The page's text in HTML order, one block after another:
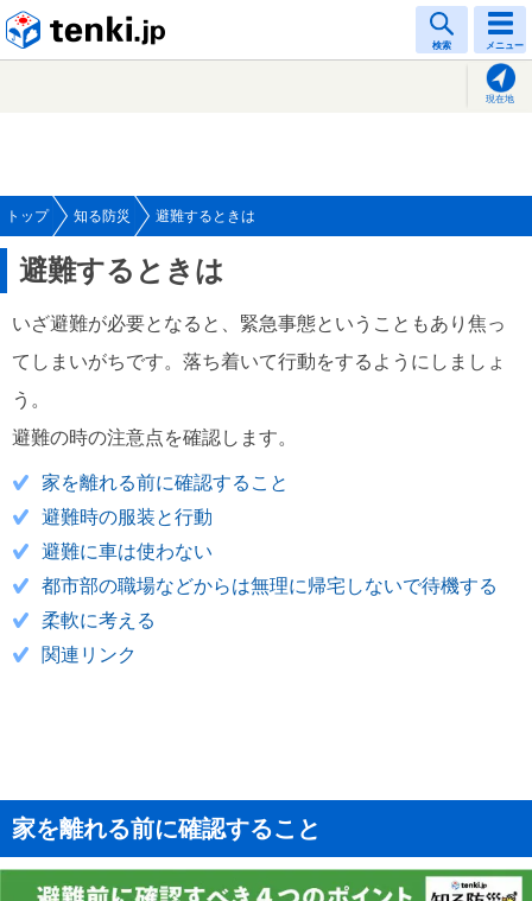
検索 メニュー
現在地
トップ 知る防災 避難するときは
避難するときは
いざ避難が必要となると、緊急事態ということもあり焦っ
てしまいがちです。落ち着いて行動をするようにしましょ
う。
避難の時の注意点を確認します。
家を離れる前に確認すること
避難時の服装と行動
避難に車は使わない
都市部の職場などからは無理に帰宅しないで待機する
柔軟に考える
関連リンク
家を離れる前に確認すること